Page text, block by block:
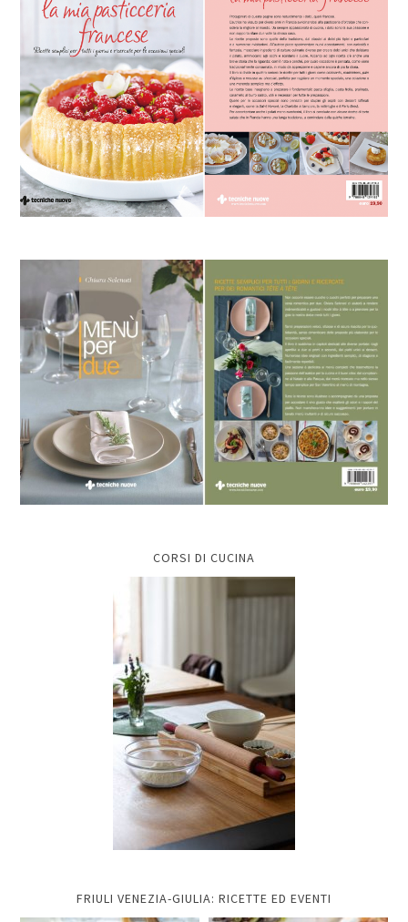
CORSI DI CUCINA
FRIULI VENEZIA-GIULIA: RICETTE ED EVENTI